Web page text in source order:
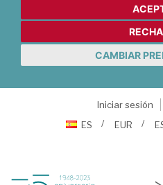
CAMBIAR
Iniciar sesión
ES
EUR